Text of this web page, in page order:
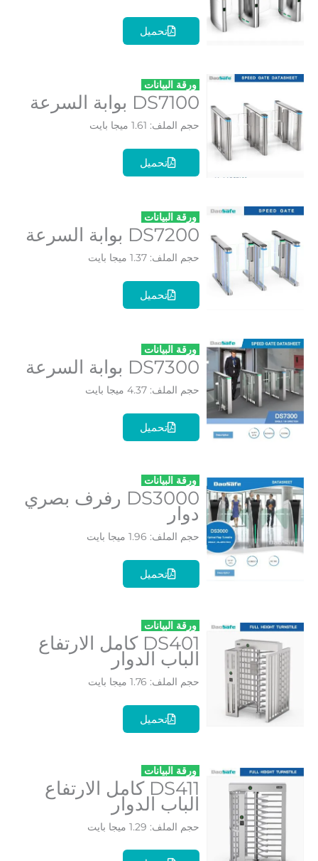
تحميل
ورقة البيانات
DS7100 بوابة السرعة
حجم الملف: 1.61 ميجا بايت
تحميل
ورقة البيانات
DS7200 بوابة السرعة
حجم الملف: 1.37 ميجا بايت
تحميل
ورقة البيانات
DS7300 بوابة السرعة
حجم الملف: 4.37 ميجا بايت
تحميل
ورقة البيانات
DS3000 رفرف بصري
دوار
حجم الملف: 1.96 ميجا بايت
تحميل
ورقة البيانات
DS401 كامل الارتفاع
الباب الدوار
حجم الملف: 1.76 ميجا بايت
تحميل
ورقة البيانات
DS411 كامل الارتفاع
الباب الدوار
حجم الملف: 1.29 ميجا بايت